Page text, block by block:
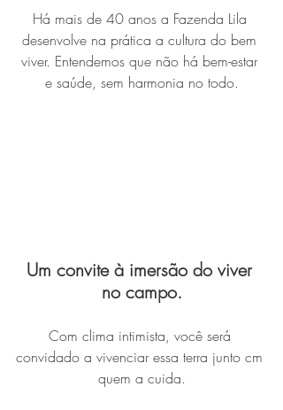
Há mais de 40 anos a Fazenda Lila
desenvolve na prática a cultura do bem
viver. Entendemos que não há bem-estar
e saúde, sem harmonia no todo.
Um convite à imersão do viver
no campo.
Com clima intimista, você será
convidado a vivenciar essa terra junto cm
quem a cuida.